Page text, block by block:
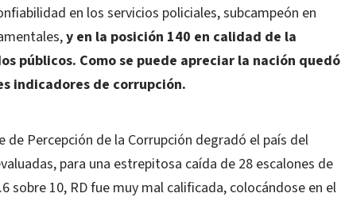
en los servicios policiales, subcampeón en
y en la posición 140 en calidad de la
públicos. Como se puede apreciar la nación quedó
indicadores de corrupción.
de Percepción de la Corrupción degradó el país del
para una estrepitosa caída de 28 escalones de
sobre 10, RD fue muy mal calificada, colocándose en el